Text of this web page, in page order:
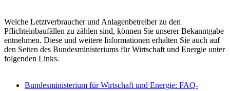
Welche Letztverbraucher und Anlagenbetreiber zu den
Pflichteinbaufällen zu zählen sind, können Sie unserer Bekanntgabe
entnehmen. Diese und weitere Informationen erhalten Sie auch auf
den Seiten des Bundesministeriums für Wirtschaft und Energie unter
folgenden Links.
Bundesministerium für Wirtschaft und Energie: FAQ-